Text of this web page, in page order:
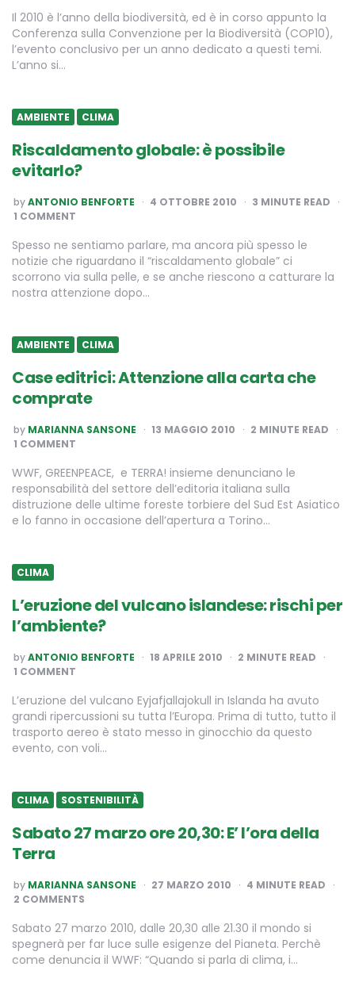
Il 2010 è l’anno della biodiversità, ed è in corso appunto la
Conferenza sulla Convenzione per la Biodiversità (COP10),
l’evento conclusivo per un anno dedicato a questi temi.
L’anno si…
AMBIENTE CLIMA
Riscaldamento globale: è possibile
evitarlo?
POSTED
BY
byANTONIO BENFORTE 4 OTTOBRE 2010 3 MINUTE READ
1 COMMENT
Spesso ne sentiamo parlare, ma ancora più spesso le
notizie che riguardano il “riscaldamento globale” ci
scorrono via sulla pelle, e se anche riescono a catturare la
nostra attenzione dopo…
AMBIENTE CLIMA
Case editrici: Attenzione alla carta che
comprate
POSTED
BY
by MARIANNA SANSONE 13 MAGGIO 2010 2 MINUTE READ
1 COMMENT
WWF, GREENPEACE, e TERRA! insieme denunciano le
responsabilità del settore dell’editoria italiana sulla
distruzione delle ultime foreste torbiere del Sud Est Asiatico
e lo fanno in occasione dell’apertura a Torino…
CLIMA
L’eruzione del vulcano islandese: rischi per
l’ambiente?
POSTED
BY
byANTONIO BENFORTE 18 APRILE 2010 2 MINUTE READ
1 COMMENT
L’eruzione del vulcano Eyjafjallajokull in Islanda ha avuto
grandi ripercussioni su tutta l’Europa. Prima di tutto, tutto il
trasporto aereo è stato messo in ginocchio da questo
evento, con voli…
CLIMA SOSTENIBILITÀ
Sabato 27 marzo ore 20,30: E’ l’ora della
Terra
POSTED
BY
by MARIANNA SANSONE 27 MARZO 2010 4 MINUTE READ
2 COMMENTS
Sabato 27 marzo 2010, dalle 20,30 alle 21.30 il mondo si
spegnerà per far luce sulle esigenze del Pianeta. Perchè
come denuncia il WWF: “Quando si parla di clima, i…